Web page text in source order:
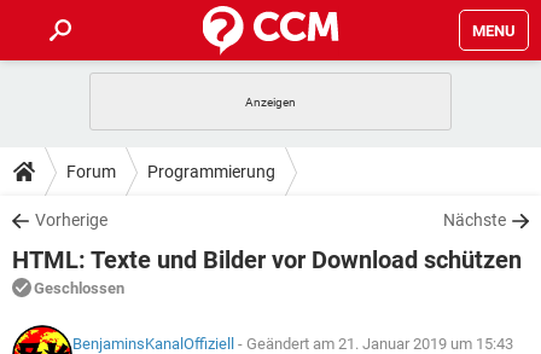
MENU
ANDROID IOS
WINDOWS 10
WHATSAPP TIKTOK
FACEBOOK
TIPPS & TRICKS
SPIELE
WINDOWS 10
WHATSAPP
DOWNLOADS
SPIELE STREAMING
ANDROID
WINDOWS 10 INSTAGRAM
FORUM
SPIELE
LEXIKON
Forum Programmierung
Vorherige Nächste
HTML: Texte und Bilder vor Download schützen
Geschlossen
BenjaminsKanalOffiziell - Geändert am 21. Januar 2019 um 15:43